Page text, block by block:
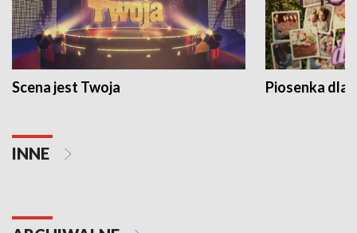
Scena jest Twoja Piosenka dla
INNE